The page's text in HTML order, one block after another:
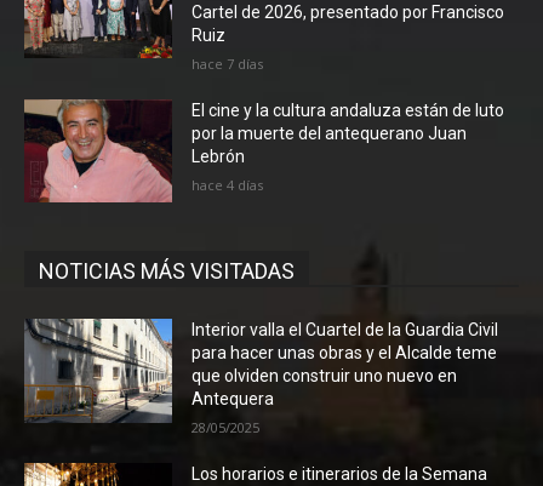
Cartel de 2026, presentado por Francisco
Ruiz
hace 7 días
El cine y la cultura andaluza están de luto
por la muerte del antequerano Juan
Lebrón
hace 4 días
NOTICIAS MÁS VISITADAS
Interior valla el Cuartel de la Guardia Civil
para hacer unas obras y el Alcalde teme
que olviden construir uno nuevo en
Antequera
28/05/2025
Los horarios e itinerarios de la Semana